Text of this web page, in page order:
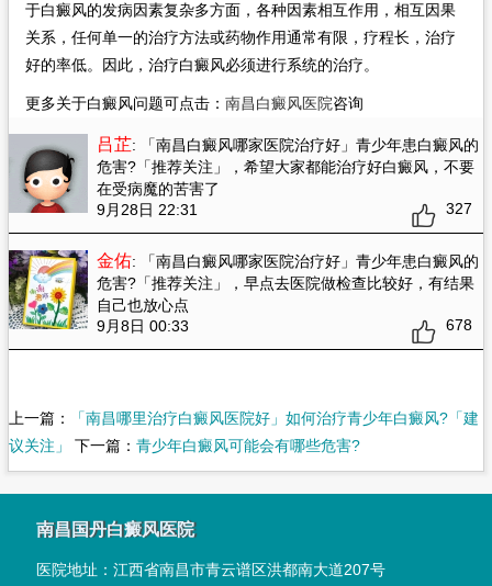
于白癜风的发病因素复杂多方面，各种因素相互作用，相互因果
关系，任何单一的治疗方法或药物作用通常有限，疗程长，治疗
好的率低。因此，治疗白癜风必须进行系统的治疗。
更多关于白癜风问题可点击： 南昌白癜风医院咨询
吕芷: 「南昌白癜风哪家医院治疗好」青少年患白癜风的
危害?「推荐关注」
，希望大家都能治疗好白癜风，不要
在受病魔的苦害了
9月28日 22:31
327
金佑: 「南昌白癜风哪家医院治疗好」青少年患白癜风的
危害?「推荐关注」
，早点去医院做检查比较好，有结果
自己也放心点
9月8日 00:33
678
上一篇：
「南昌哪里治疗白癜风医院好」如何治疗青少年白癜风?「建
议关注」
下一篇： 青少年白癜风可能会有哪些危害?
南昌国丹白癜风医院
医院地址：江西省南昌市青云谱区洪都南大道207号